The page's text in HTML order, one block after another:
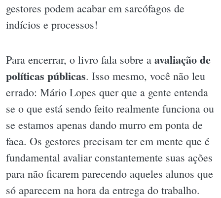
gestores podem acabar em sarcófagos de
indícios e processos!
Para encerrar, o livro fala sobre a avaliação de
políticas públicas. Isso mesmo, você não leu
errado: Mário Lopes quer que a gente entenda
se o que está sendo feito realmente funciona ou
se estamos apenas dando murro em ponta de
faca. Os gestores precisam ter em mente que é
fundamental avaliar constantemente suas ações
para não ficarem parecendo aqueles alunos que
só aparecem na hora da entrega do trabalho.